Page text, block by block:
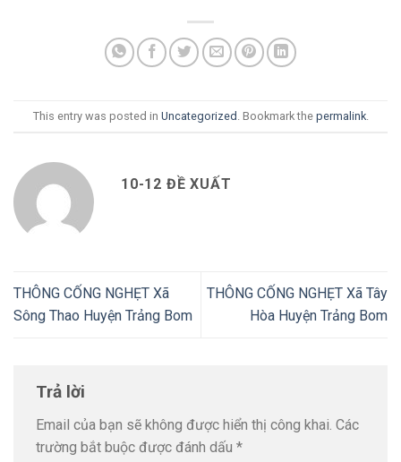
This entry was posted in Uncategorized . Bookmark the permalink.
10-12 ĐỀ XUẤT
THÔNG CỐNG NGHẸT Xã
Sông Thao Huyện Trảng Bom
THÔNG CỐNG NGHẸT Xã Tây
Hòa Huyện Trảng Bom
Trả lời
Email của bạn sẽ không được hiển thị công khai. Các
trường bắt buộc được đánh dấu *